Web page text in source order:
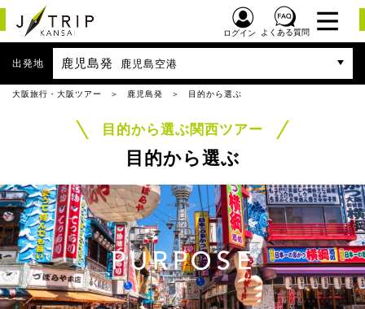
ログイン よくある質問
出発地 鹿児島発 鹿児島空港
大阪旅行・大阪ツアー 鹿児島発 目的から選ぶ
目的から選ぶ関西ツアー
目的から選ぶ
PURPOSE